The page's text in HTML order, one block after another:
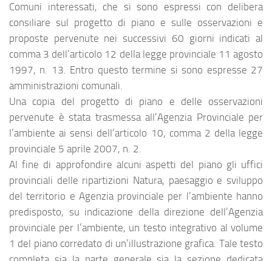
Comuni interessati, che si sono espressi con delibera
consiliare sul progetto di piano e sulle osservazioni e
proposte pervenute nei successivi 60 giorni indicati al
comma 3 dell’articolo 12 della legge provinciale 11 agosto
1997, n. 13. Entro questo termine si sono espresse 27
amministrazioni comunali.
Una copia del progetto di piano e delle osservazioni
pervenute è stata trasmessa all’Agenzia Provinciale per
l’ambiente ai sensi dell’articolo 10, comma 2 della legge
provinciale 5 aprile 2007, n. 2.
Al fine di approfondire alcuni aspetti del piano gli uffici
provinciali delle ripartizioni Natura, paesaggio e sviluppo
del territorio e Agenzia provinciale per l’ambiente hanno
predisposto, su indicazione della direzione dell’Agenzia
provinciale per l’ambiente, un testo integrativo al volume
1 del piano corredato di un’illustrazione grafica. Tale testo